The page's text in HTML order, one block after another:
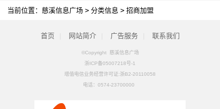
当前位置： 慈溪信息广场 > 分类信息 > 招商加盟
首页 网站简介 广告服务 联系我们
©Copyright 慈溪信息广场
浙ICP备05007218号-1
增值电信业务经营许可证:浙B2-20110058
电话： 0574-23700000